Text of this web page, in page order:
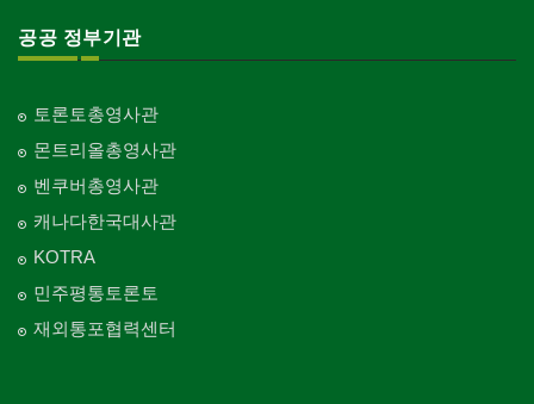
공공 정부기관
토론토총영사관
몬트리올총영사관
벤쿠버총영사관
캐나다한국대사관
KOTRA
민주평통토론토
재외통포협력센터